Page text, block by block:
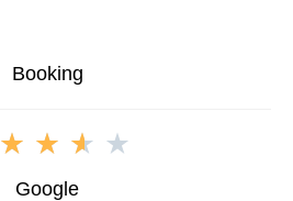
Booking
★ ★ ★ ★
Google